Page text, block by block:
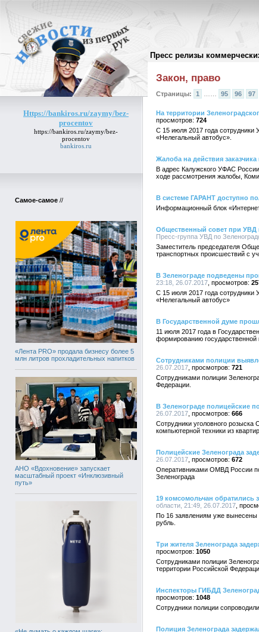
Пресс релизы
Https://bankiros.ru/zaymy/bez-
procentov
https://bankiros.ru/zaymy/bez-
procentov
bankiros.ru
Самое-самое //
«Лента PRO» продала бизнесу более 5
млн литров прохладительных напитков
АНО «Вдохновение» запускает
масштабный проект «Инклюзивный
путь»
Архив пресс-релизов//
Закон, право
Страницы: 1 95 96 97
На территории
724
С 15 июля 2017 года сотрудники
«Нелегальный автобус».
Жалоба на действия
В адрес Калужского УФАС
ходе рассмотрения жалобы,
В системе ГАРАНТ доступно
Информационный блок
Общественный совет при УВД
Пресс-группа УВД по
Заместитель председателя
транспортных происшествий с
В Зеленограде подведены
23:18, 26.07.2017
С 15 июля 2017 года сотрудники
«Нелегальный автобус»
В Государственной думе
11 июля 2017 года в
формированию государственной
Сотрудниками полиции
26.07.2017
721
Сотрудниками полиции
Федерации.
В Зеленограде полицейские
26.07.2017
666
Сотрудники уголовного
компьютерной техники из
Полицейские Зеленограда
26.07.2017
672
Оперативниками ОМВД России
Зеленограда
19 комсомольчан обратились
области, 21:49, 26.07.2017
По 16 заявлениям уже вынесены
рубль.
Три жителя Зеленограда
1050
Сотрудниками полиции
территории Российской
Инспекторы ГИБДД
1048
Сотрудники полиции
Полиция Зеленограда